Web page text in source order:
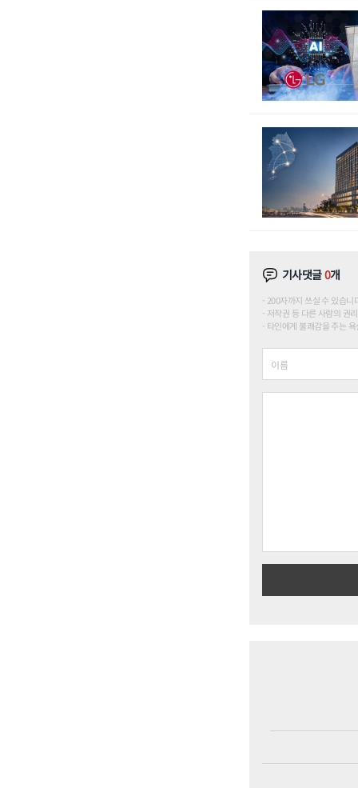
기사댓글0개
200자까지 쓰실 수 있습
저작권 등 다른 사람의 권
타인에게 불쾌감을 주는